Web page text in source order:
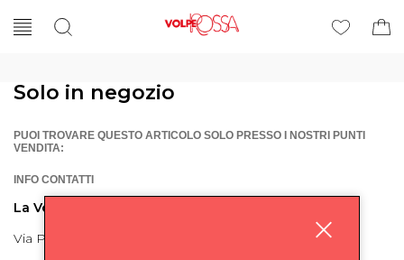
Solo in negozio
PUOI TROVARE QUESTO ARTICOLO SOLO PRESSO I NOSTRI PUNTI
VENDITA:
INFO CONTATTI
La Volpe Rossa
Via Piave 27 56024 Ponte a Egola